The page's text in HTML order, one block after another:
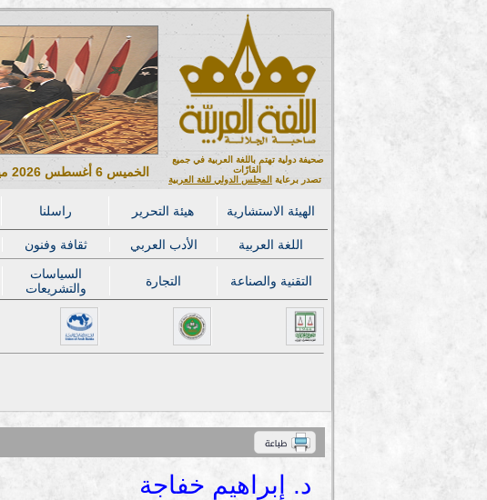
صحيفة دولية تهتم باللغة العربية في جميع
القارّات
تصدر برعاية
المجلس الدولي للغة العربية
راسلنا هيئة التحرير الهيئة الاستشارية
ثقافة وفنون الأدب العربي
اللغة العربية
السياسات
والتشريعات
التجارة التقنية والصناعة
د. إبراهيم خفاجة